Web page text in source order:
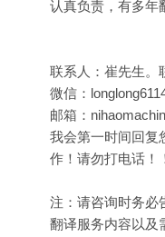
认真负责，有多年
联系人：崔先生。
微信：
邮箱：
我会第一时间回复
作！请勿打电话！
注：请咨询时务必
翻译服务内容以及